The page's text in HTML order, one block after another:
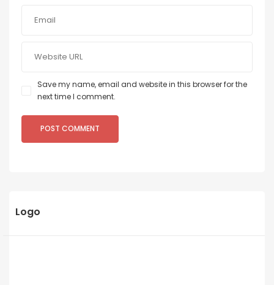
Save my name, email and website in this browser for the
next time I comment.
Logo